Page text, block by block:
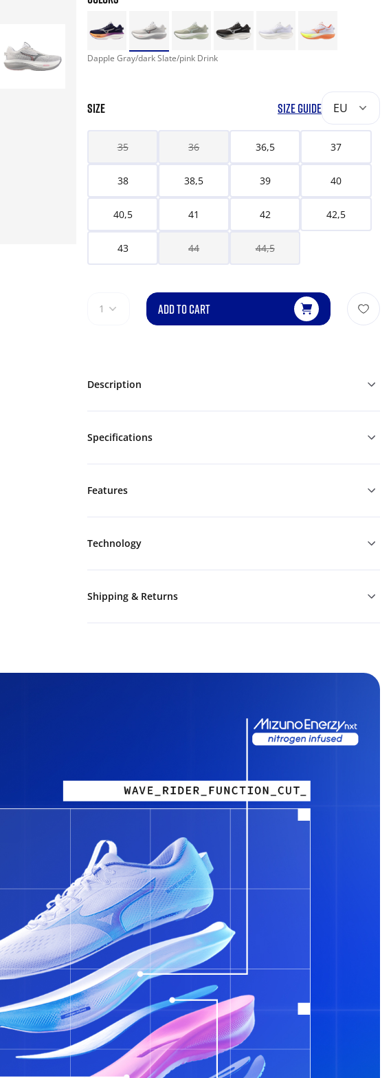
Dapple Gray/dark Slate/pink Drink
SIZE SIZE GUIDE EU
35 36 36,5 37
38 38,5 39 40
40,5 41 42 42,5
43 44 44,5
1 ADD TO CART
Description
Specifications
Features
Technology
Shipping & Returns